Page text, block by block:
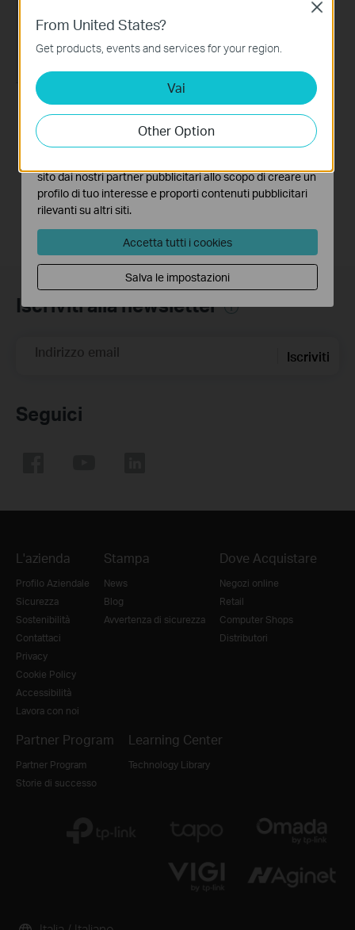
How to set up a TP-
Link Range
Extender(No music)
How to set up a TP-
Link Range Extender
Iscriviti alla newsletter
Indirizzo email Iscriviti
Seguici
L'azienda
Profilo Aziendale
Sicurezza
Sostenibilità
Contattaci
Privacy
Cookie Policy
Accessibilità
Lavora con noi
Stampa
News
Blog
Avvertenza di sicurezza
Dove Acquistare
Negozi online
Retail
Computer Shops
Distributori
Partner Program
Partner Program
Storie di successo
Learning Center
Technology Library
From United States?
Get products, events and services for your region.
Vai
Other Option
Close
Questi cookies sono necessari per il corretto
funzionamento del sito e non possono essere disattivati
nel tuo sistema.
Analytics e Marketing Cookies
I cookies analitici ci permettono di analizzare le tue
attività sul nostro sito allo scopo di migliorarne le
funzionalità.
sito dai nostri partner pubblicitari allo scopo di creare un
profilo di tuo interesse e proporti contenuti pubblicitari
rilevanti su altri siti.
Accetta tutti i cookies
Salva le impostazioni